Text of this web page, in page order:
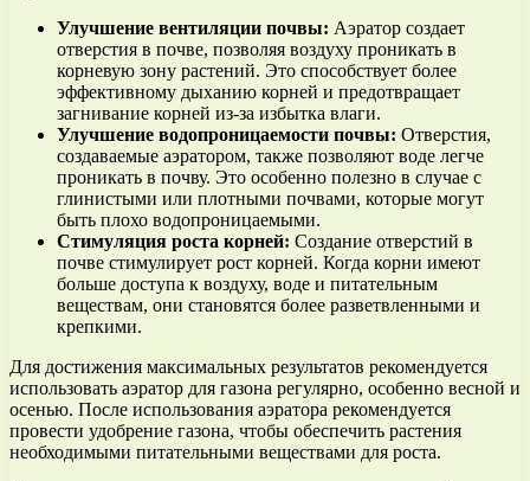
Улучшение вентиляции почвы: Аэратор создает
отверстия в почве, позволяя воздуху проникать в
корневую зону растений. Это способствует более
эффективному дыханию корней и предотвращает
загнивание корней из-за избытка влаги.
Улучшение водопроницаемости почвы: Отверстия,
создаваемые аэратором, также позволяют воде легче
проникать в почву. Это особенно полезно в случае с
глинистыми или плотными почвами, которые могут
быть плохо водопроницаемыми.
Стимуляция роста корней: Создание отверстий в
почве стимулирует рост корней. Когда корни имеют
больше доступа к воздуху, воде и питательным
веществам, они становятся более разветвленными и
крепкими.
Для достижения максимальных результатов рекомендуется
использовать аэратор для газона регулярно, особенно весной и
осенью. После использования аэратора рекомендуется
провести удобрение газона, чтобы обеспечить растения
необходимыми питательными веществами для роста.